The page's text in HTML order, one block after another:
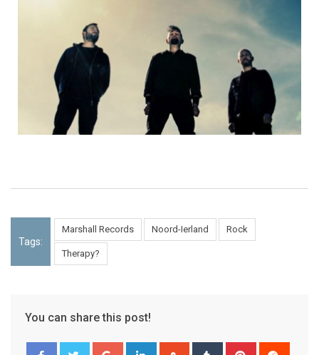
Tags:
Marshall Records Noord-Ierland Rock
Therapy?
You can share this post!